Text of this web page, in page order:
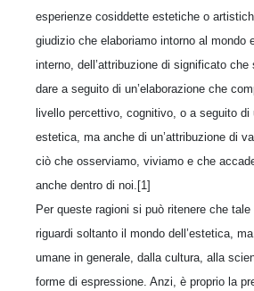
esperienze cosiddette estetiche o
giudizio che elaboriamo intorno al mondo
interno, dell’attribuzione di significato che
dare a seguito di un’elaborazione che
livello percettivo, cognitivo, o a seguito di
estetica, ma anche di un’attribuzione di
ciò che osserviamo, viviamo e che
anche dentro di noi.[1]
Per queste ragioni si può ritenere che
riguardi soltanto il mondo dell’estetica,
umane in generale, dalla cultura, alla
forme di espressione. Anzi, è proprio la